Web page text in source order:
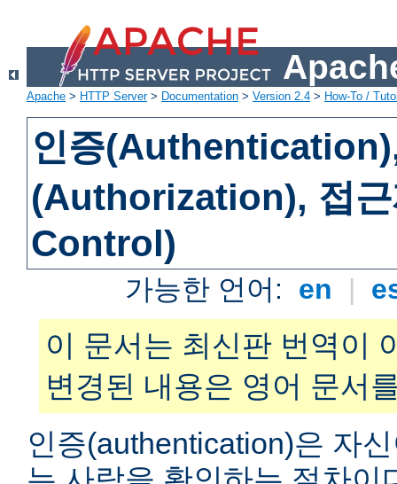
Apache > HTTP Server> Documentation > Version 2.4 > How-To /
인증
(Authorization), 접
Control)
가능한 언어: en |
이 문서는 최신판 번역이
변경된 내용은 영어 문서
인증(authentication)은 자